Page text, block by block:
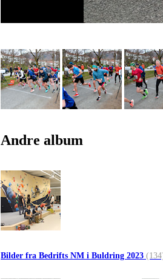
Andre album
Bilder fra Bedrifts NM i Buldring 2023